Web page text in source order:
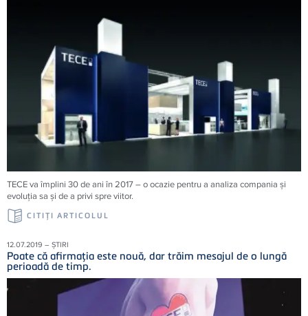
TECE va împlini 30 de ani în 2017 – o ocazie pentru a analiza compania şi
evoluţia sa şi de a privi spre viitor.
CITIŢI ARTICOLUL
12.07.2019 – ȘTIRI
Poate că afirmaţia este nouă, dar trăim mesajul de o lungă
perioadă de timp.